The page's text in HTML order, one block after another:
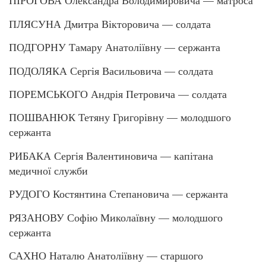
ПЛЯСУНА Дмитра Вікторовича — солдата
ПОДГОРНУ Тамару Анатоліївну — сержанта
ПОДОЛЯКА Сергія Васильовича — солдата
ПОРЕМСЬКОГО Андрія Петровича — солдата
ПОШВАНЮК Тетяну Григорівну — молодшого
сержанта
РИБАКА Сергія Валентиновича — капітана
медичної служби
РУДОГО Костянтина Степановича — сержанта
РЯЗАНОВУ Софію Миколаївну — молодшого
сержанта
САХНО Наталю Анатоліївну — старшого